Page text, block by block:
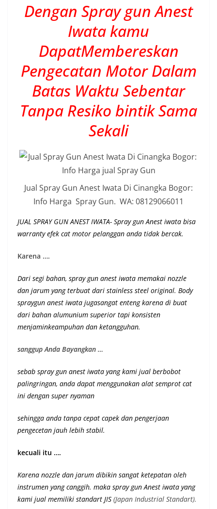
Dengan Spray gun Anest
Iwata kamu
DapatMembereskan
Pengecatan Motor Dalam
Batas Waktu Sebentar
Tanpa Resiko bintik Sama
Sekali
Jual Spray Gun Anest Iwata Di Cinangka Bogor:
Info Harga Spray Gun. WA: 08129066011
JUAL SPRAY GUN ANEST IWATA- Spray gun Anest iwata bisa
warranty efek cat motor pelanggan anda tidak bercak.
Karena ….
Dari segi bahan, spray gun anest iwata memakai nozzle
dan jarum yang terbuat dari stainless steel original. Body
spraygun anest iwata jugasangat enteng karena di buat
dari bahan alumunium superior tapi konsisten
menjaminkeampuhan dan ketangguhan.
sanggup Anda Bayangkan …
sebab spray gun anest iwata yang kami jual berbobot
palingringan, anda dapat menggunakan alat semprot cat
ini dengan super nyaman
sehingga anda tanpa cepat capek dan pengerjaan
pengecetan jauh lebih stabil.
kecuali itu ….
Karena nozzle dan jarum dibikin sangat ketepatan oleh
instrumen yang canggih. maka spray gun Anest iwata yang
kami jual memiliki standart JIS (Japan Industrial Standart).